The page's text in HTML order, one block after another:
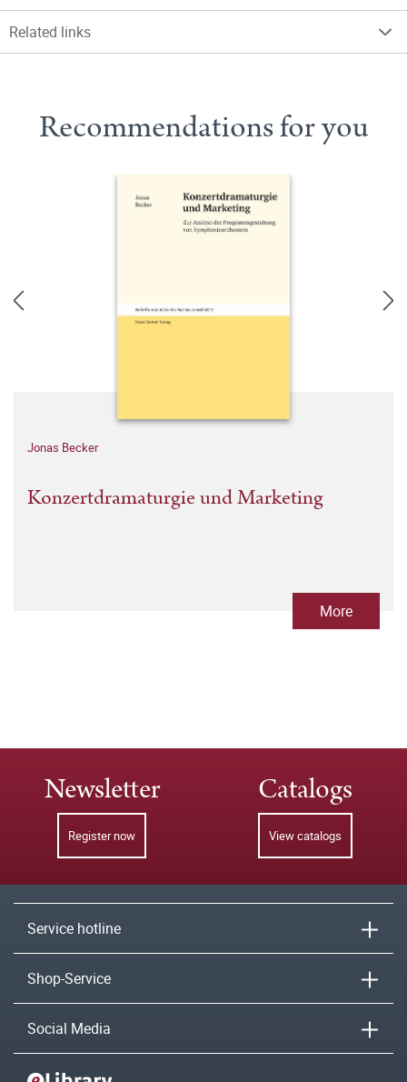
Related links
Recommendations for you
Jonas Becker
Konzertdramaturgie und Marketing
More
Newsletter
Register now
Catalogs
View catalogs
Service hotline
Shop-Service
Social Media